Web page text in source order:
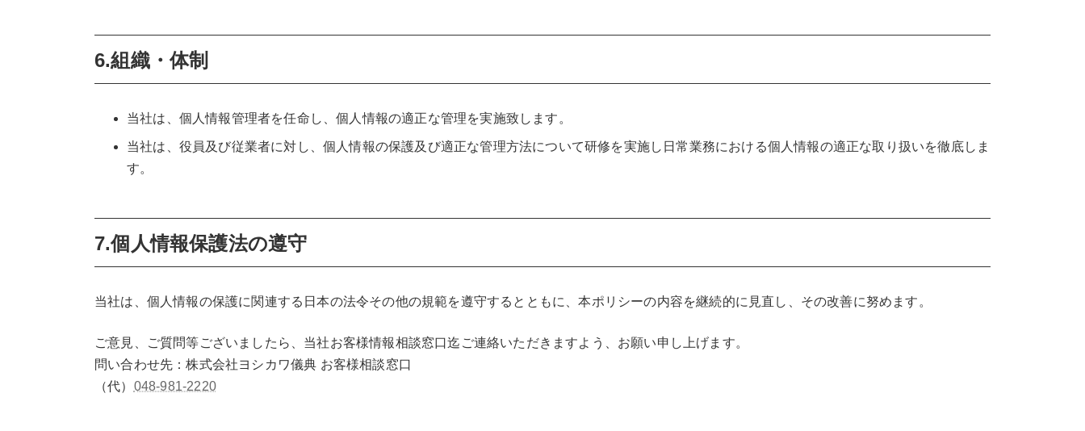
6.組織・体制
当社は、個人情報管理者を任命し、個人情報の適正な管理を実施致します。
当社は、役員及び従業者に対し、個人情報の保護及び適正な管理方法について研修を実施し日常業務における個人情報の適正な取り扱いを徹底しま
す。
7.個人情報保護法の遵守
当社は、個人情報の保護に関連する日本の法令その他の規範を遵守するとともに、本ポリシーの内容を継続的に見直し、その改善に努めます。
ご意見、ご質問等ございましたら、当社お客様情報相談窓口迄ご連絡いただきますよう、お願い申し上げます。
問い合わせ先：株式会社ヨシカワ儀典 お客様相談窓口
（代） 048-981-2220